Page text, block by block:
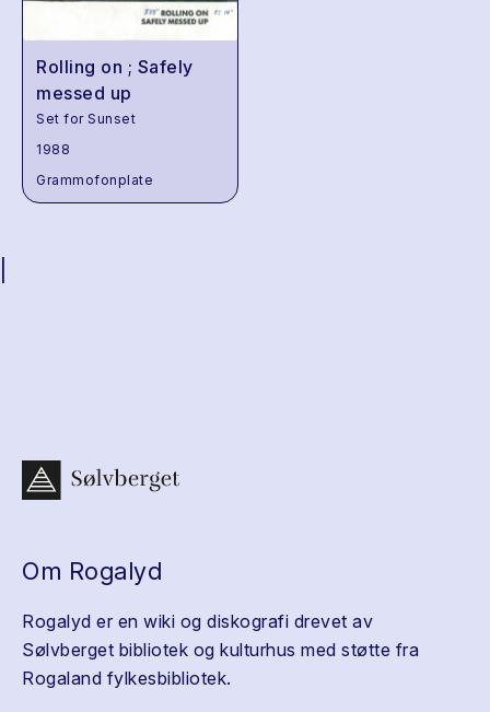
Rolling on ; Safely
messed up
Set for Sunset
1988
Grammofonplate
Om Rogalyd
Rogalyd er en wiki og diskografi drevet av
Sølvberget bibliotek og kulturhus med støtte fra
Rogaland fylkesbibliotek.